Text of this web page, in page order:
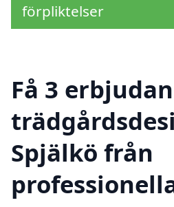
förpliktelser
Få 3
Spjälkö från